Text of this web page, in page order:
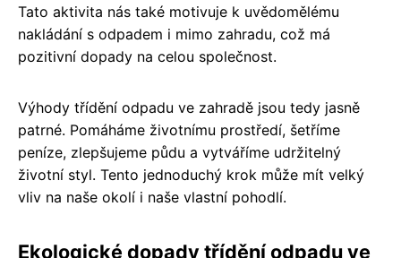
Tato aktivita nás také motivuje k uvědomělému
nakládání s odpadem i mimo zahradu, což má
pozitivní dopady na celou společnost.
Výhody třídění odpadu ve zahradě jsou tedy jasně
patrné. Pomáháme životnímu prostředí, šetříme
peníze, zlepšujeme půdu a vytváříme udržitelný
životní styl. Tento jednoduchý krok může mít velký
vliv na naše okolí i naše vlastní pohodlí.
Ekologické dopady třídění odpadu ve